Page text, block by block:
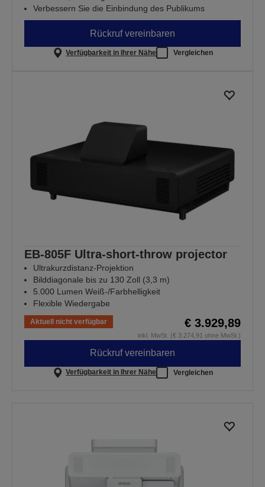
Verbessern Sie die Einbindung des Publikums
Rückruf vereinbaren
Verfügbarkeit in Ihrer Nähe Vergleichen
EB-805F Ultra-short-throw projector
Ultrakurzdistanz-Projektion
Bilddiagonale bis zu 130 Zoll (3,3 m)
5.000 Lumen Weiß-/Farbhelligkeit
Flexible Wiedergabe
Aktuell nicht verfügbar € 3.929,89
inkl. MwSt. (€ 3.274,91 ohne MwSt.)
Rückruf vereinbaren
Verfügbarkeit in Ihrer Nähe Vergleichen